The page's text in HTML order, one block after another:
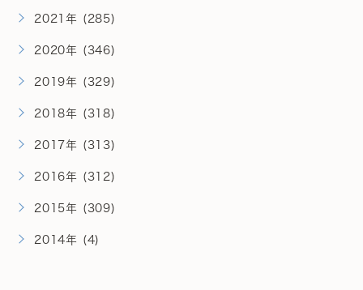
2021年 (285)
2020年 (346)
2019年 (329)
2018年 (318)
2017年 (313)
2016年 (312)
2015年 (309)
2014年 (4)